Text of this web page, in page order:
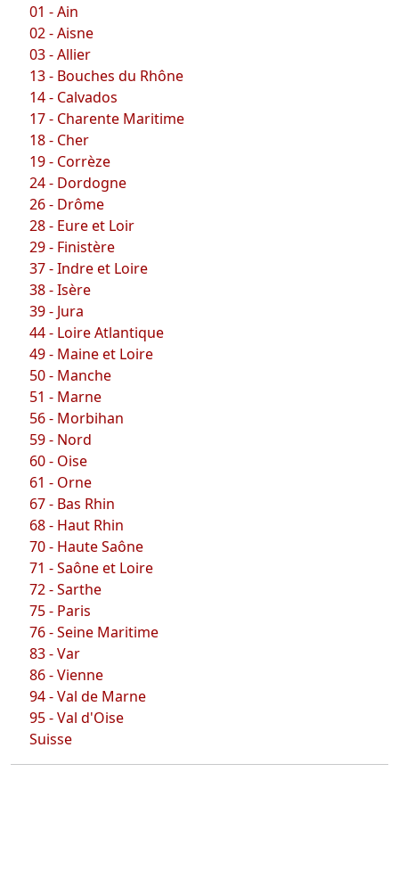
01 - Ain
02 - Aisne
03 - Allier
13 - Bouches du Rhône
14 - Calvados
17 - Charente Maritime
18 - Cher
19 - Corrèze
24 - Dordogne
26 - Drôme
28 - Eure et Loir
29 - Finistère
37 - Indre et Loire
38 - Isère
39 - Jura
44 - Loire Atlantique
49 - Maine et Loire
50 - Manche
51 - Marne
56 - Morbihan
59 - Nord
60 - Oise
61 - Orne
67 - Bas Rhin
68 - Haut Rhin
70 - Haute Saône
71 - Saône et Loire
72 - Sarthe
75 - Paris
76 - Seine Maritime
83 - Var
86 - Vienne
94 - Val de Marne
95 - Val d'Oise
Suisse